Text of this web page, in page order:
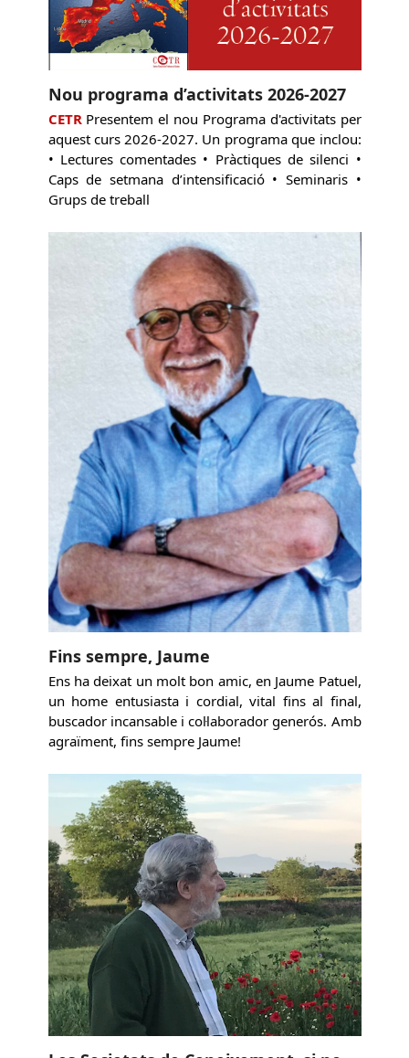
Nou programa d’activitats 2026-2027
CETR Presentem el nou Programa d'activitats per
aquest curs 2026-2027. Un programa que inclou:
• Lectures comentades • Pràctiques de silenci •
Caps de setmana d’intensificació • Seminaris •
Grups de treball
Fins sempre, Jaume
Ens ha deixat un molt bon amic, en Jaume Patuel,
un home entusiasta i cordial, vital fins al final,
buscador incansable i col·laborador generós. Amb
agraïment, fins sempre Jaume!